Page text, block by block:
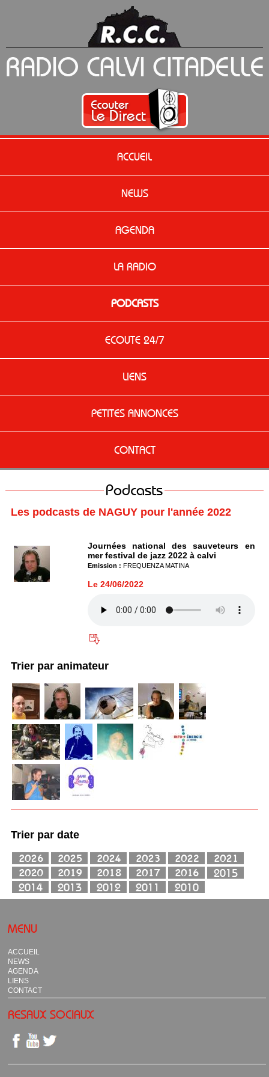
ACCUEIL
NEWS
AGENDA
LA RADIO
PODCASTS
ECOUTE 24/7
LIENS
PETITES ANNONCES
CONTACT
Podcasts
Les podcasts de NAGUY pour l'année 2022
Journées national des sauveteurs en
mer festival de jazz 2022 à calvi
Emission : FREQUENZA MATINA
Le 24/06/2022
Trier par animateur
Trier par date
MENU
ACCUEIL
NEWS
AGENDA
LIENS
CONTACT
RESAUX SOCIAUX